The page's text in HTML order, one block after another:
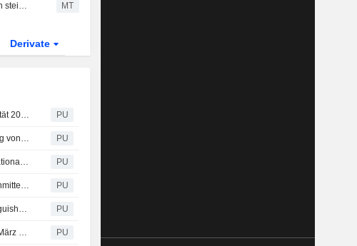
Schweizer Devisenreserven steigen im Juli MT
Derivate
Schweizerische Nationalbank : Publikation des Berichts zur Finanzstabilität 2026 PU
Schweizerische Nationalbank : SNB nimmt Anpassung bei der Verzinsung von Sichtguthaben vor PU
Schweizerische Nationalbank : Zwischenbericht der Schweizerischen Nationalbank per 31. März 2026 PU
Schweizerische Nationalbank : Nationalbank begrüsst vollständige Eigenmittelunterlegung ausländischer Beteiligungen von Banken PU
Schweizerische Nationalbank : Mario Draghi hält die Karl Brunner Distinguished Lecture 2026 PU
Schweizerische Nationalbank : Geldpolitische Lagebeurteilung vom 19. März 2026 PU